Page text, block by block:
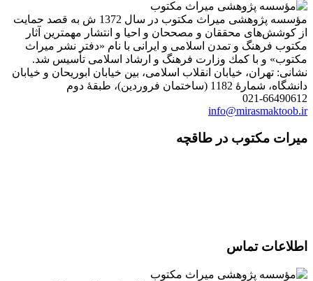
مؤسسه پژوهشی میراث مكتوب در سال 1372 ش به قصد حمایت
از كوشش‌های محققان و مصححان و احیا و انتشار مهمترین آثار
مكتوب فرهنگ و تمدن اسلامی و ایرانی با نام «دفتر نشر میراث
مكتوب» و با كمك وزارت فرهنگ و ارشاد اسلامی تأسیس شد.
نشانی: تهران، خیابان انقلاب اسلامی، بین خیابان ابوریحان و خیابان
دانشگاه، شمارۀ 1182 (ساختمان فروردین)، طبقۀ دوم
021-66490612
info@mirasmaktoob.ir
میرات مکتوب در طاقچه
اطلاعات تماس